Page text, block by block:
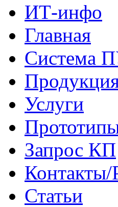
ИТ-инфо
Главная
Система
Услуги
Запрос КП
Контакты/
Статьи